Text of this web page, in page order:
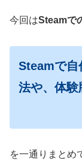
今回はSteamで
Steamで自
法や、体験
を一通りまとめ